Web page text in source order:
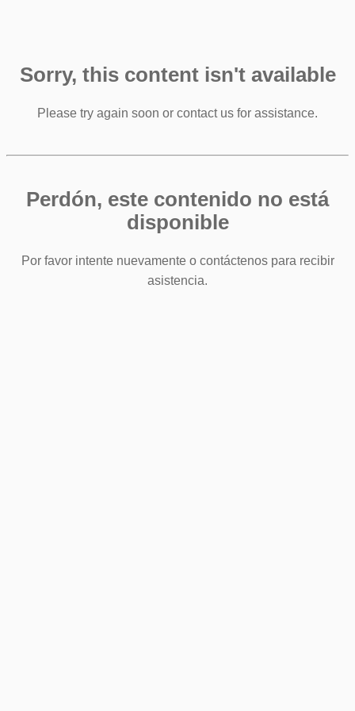
Sorry, this content isn't available
Please try again soon or contact us for assistance.
Perdón, este contenido no está
disponible
Por favor intente nuevamente o contáctenos para recibir
asistencia.